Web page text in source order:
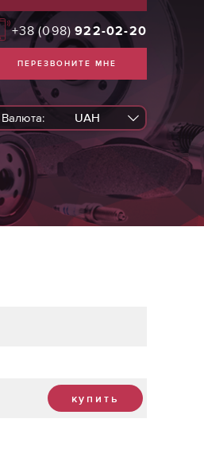
+38 (098) 922-02-20
ПЕРЕЗВОНИТЕ МНЕ
Валюта: UAH
купить